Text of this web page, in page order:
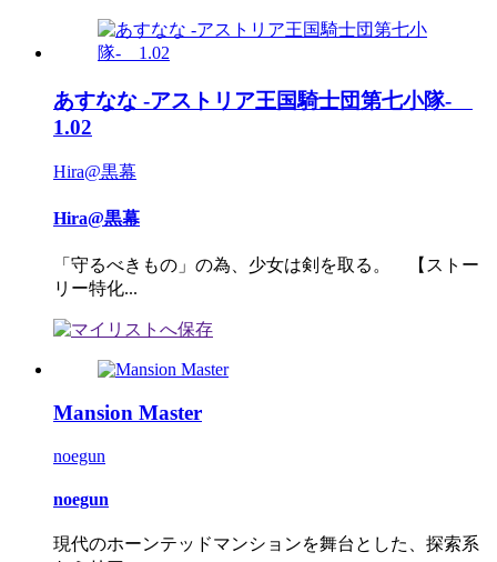
あすなな -アストリア王国騎士団第七小隊-
1.02
Hira@黒幕
Hira@黒幕
「守るべきもの」の為、少女は剣を取る。 【ストー
リー特化...
Mansion Master
noegun
noegun
現代のホーンテッドマンションを舞台とした、探索系